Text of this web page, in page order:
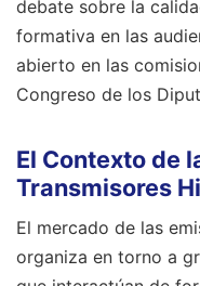
debate sobre la
formativa en las
abierto en las
Congreso de los
El Contexto de
Transmisores
El mercado de las
organiza en torno a